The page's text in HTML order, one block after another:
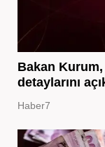
Bakan Kurum,
detaylarını
Haber7